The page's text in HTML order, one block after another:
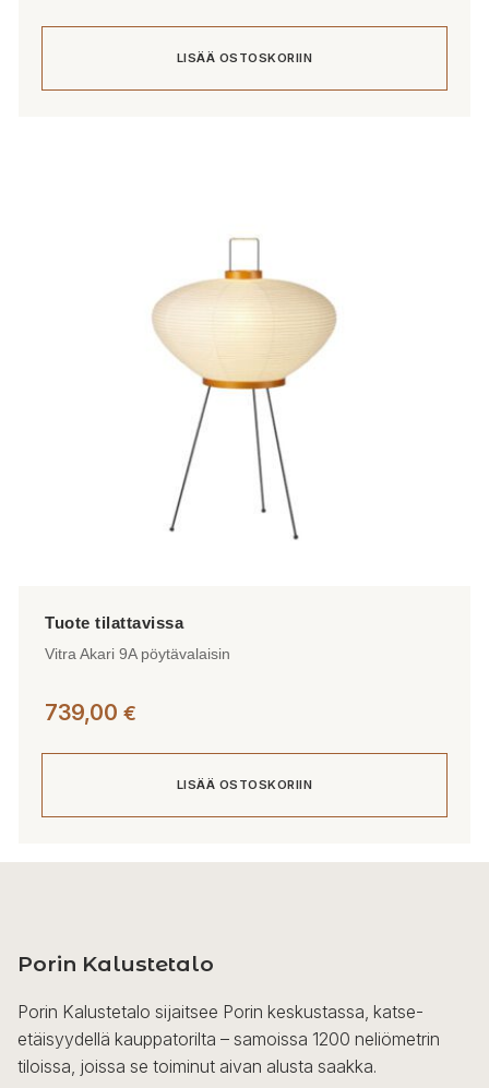
LISÄÄ OSTOSKORIIN
Vitra Akari 9A pöytävalaisin
739,00 €
LISÄÄ OSTOSKORIIN
Porin Kalustetalo
Porin Kalustetalo sijaitsee Porin keskustassa, katse-
etäisyydellä kauppatorilta – samoissa 1200 neliömetrin
tiloissa, joissa se toiminut aivan alusta saakka.